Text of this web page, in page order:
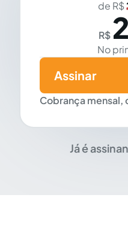
de R$
R$
No
Cobrança mensal,
Assinar
Já é